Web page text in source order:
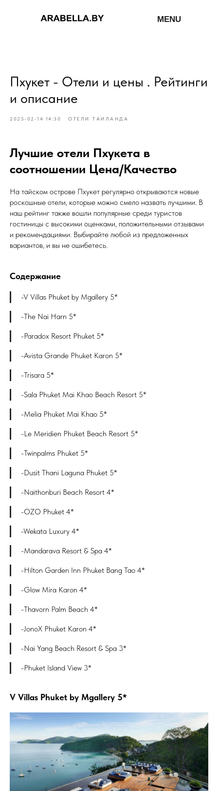
MENU
Пхукет - Отели и цены . Рейтинги
и описание
2025-02-14 14:30 ОТЕЛИ ТАИЛАНДА
Лучшие отели Пхукета в
соотношении Цена/Качество
На тайском острове Пхукет регулярно открываются новые
роскошные отели, которые можно смело назвать лучшими. В
наш рейтинг также вошли популярные среди туристов
гостиницы с высокими оценками, положительными отзывами
и рекомендациями. Выбирайте любой из предложенных
вариантов, и вы не ошибетесь.
Содержание
-V Villas Phuket by Mgallery 5*
-The Nai Harn 5*
-Paradox Resort Phuket 5*
-Avista Grande Phuket Karon 5*
-Trisara 5*
-Sala Phuket Mai Khao Beach Resort 5*
-Melia Phuket Mai Khao 5*
-Le Meridien Phuket Beach Resort 5*
-Twinpalms Phuket 5*
-Dusit Thani Laguna Phuket 5*
-Naithonburi Beach Resort 4*
-OZO Phuket 4*
-Wekata Luxury 4*
-Mandarava Resort & Spa 4*
-Hilton Garden Inn Phuket Bang Tao 4*
-Glow Mira Karon 4*
-Thavorn Palm Beach 4*
-JonoX Phuket Karon 4*
-Nai Yang Beach Resort & Spa 3*
-Phuket Island View 3*
V Villas Phuket by Mgallery 5*